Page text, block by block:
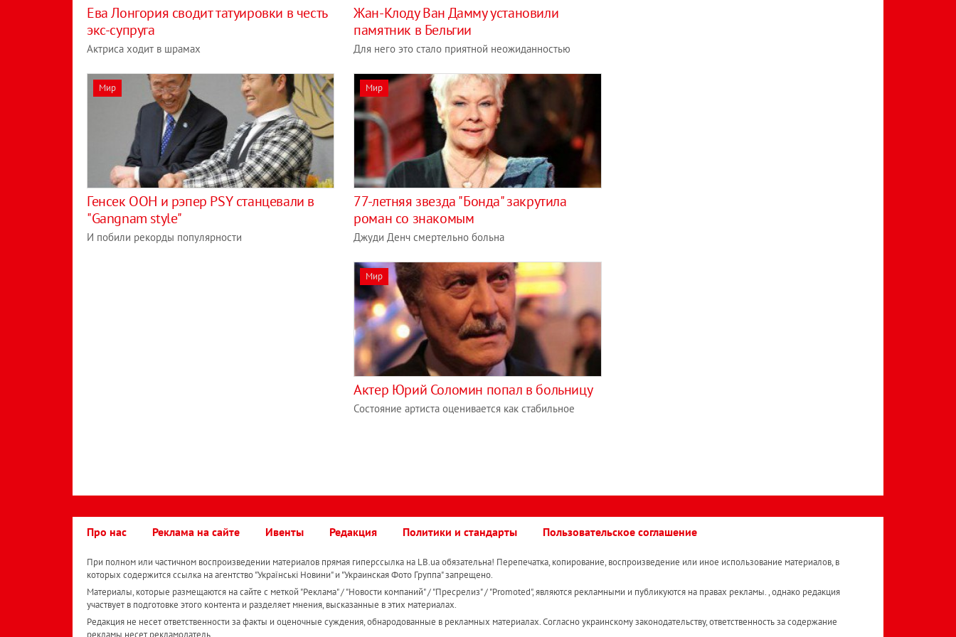
Ева Лонгория сводит татуировки в честь
экс-супруга
Актриса ходит в шрамах
Жан-Клоду Ван Дамму установили
памятник в Бельгии
Для него это стало приятной неожиданностью
Мир
Генсек ООН и рэпер PSY станцевали в
"Gangnam style"
И побили рекорды популярности
Мир
77-летняя звезда "Бонда" закрутила
роман со знакомым
Джуди Денч смертельно больна
Мир
Актер Юрий Соломин попал в больницу
Состояние артиста оценивается как стабильное
Про нас Реклама на сайте Ивенты Редакция Политики и стандарты Пользовательское соглашение
При полном или частичном воспроизведении материалов прямая гиперссылка на LB.ua обязательна! Перепечатка, копирование, воспроизведение или иное использование материалов, в
которых содержится ссылка на агентство "Українськi Новини" и "Украинская Фото Группа" запрещено.
Материалы, которые размещаются на сайте с меткой "Реклама" / "Новости компаний" / "Пресрелиз" / "Promoted", являются рекламными и публикуются на правах рекламы. , однако редакция
участвует в подготовке этого контента и разделяет мнения, высказанные в этих материалах.
Редакция не несет ответственности за факты и оценочные суждения, обнародованные в рекламных материалах. Согласно украинскому законодательству, ответственность за содержание